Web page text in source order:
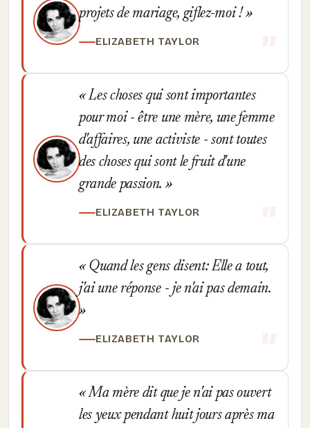
projets de mariage, giflez-moi !
ELIZABETH TAYLOR
Les choses qui sont importantes
pour moi - être une mère, une femme
d'affaires, une activiste - sont toutes
des choses qui sont le fruit d'une
grande passion.
ELIZABETH TAYLOR
Quand les gens disent: Elle a tout,
j'ai une réponse - je n'ai pas demain.
ELIZABETH TAYLOR
Ma mère dit que je n'ai pas ouvert
les yeux pendant huit jours après ma